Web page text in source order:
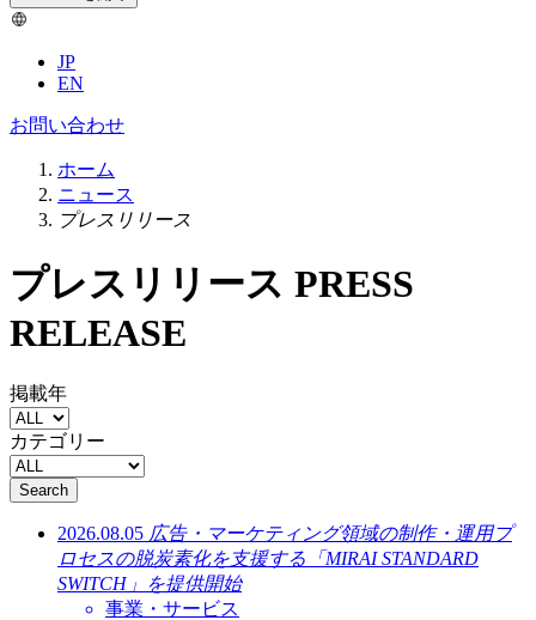
JP
EN
お問い合わせ
ホーム
ニュース
プレスリリース
プレスリリース PRESS
RELEASE
掲載年
カテゴリー
Search
2026.08.05 広告・マーケティング領域の制作・運用プ
ロセスの脱炭素化を支援する「MIRAI STANDARD
SWITCH」を提供開始
事業・サービス